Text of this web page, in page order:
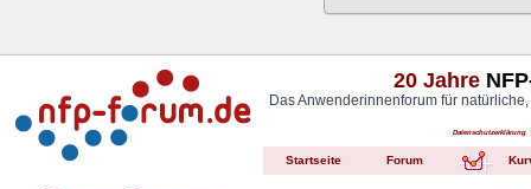
20 Jahre
Das Anwenderinnenforum für
Datenschutzerklärung
Startseite Forum